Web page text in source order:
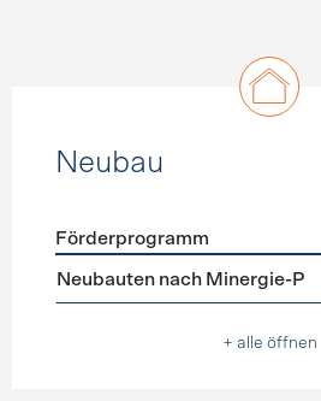
Neubau
Förderprogramme Neubau
Förderprogramm
Neubauten nach Minergie-P
+ alle öffnen